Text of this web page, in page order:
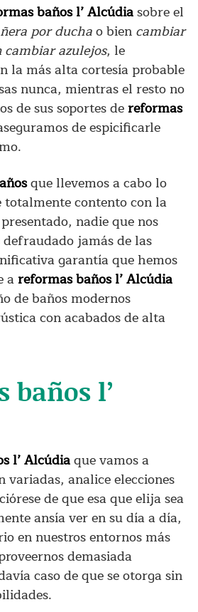
baños l’ Alcúdiasobre el
por duchao bien cambiar
azulejos, le
la más alta cortesía probable
nunca, mientras el resto no
de sus soportes dereformas
de espicificarle
que llevemos a cabo lo
totalmente contento con la
nadie que nos
jamás de las
garantía que hemos
areformas baños l’ Alcúdia
de baños modernos
con acabados de alta
baños l’
l’ Alcúdiaque vamos a
variadas, analice elecciones
de que esa que elija sea
ansía ver en su día a día,
en nuestros entornos más
demasiada
caso de que se otorga sin